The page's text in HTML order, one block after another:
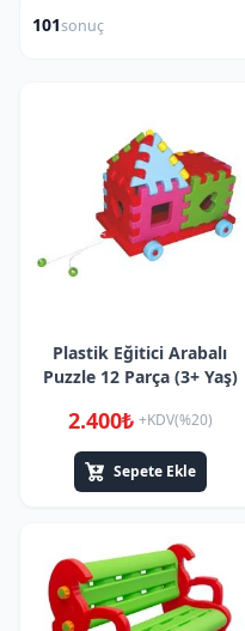
101sonuç
Plastik Eğitici Arabalı
Puzzle 12 Parça (3+ Yaş)
2.400₺ +KDV(%20)
Sepete Ekle